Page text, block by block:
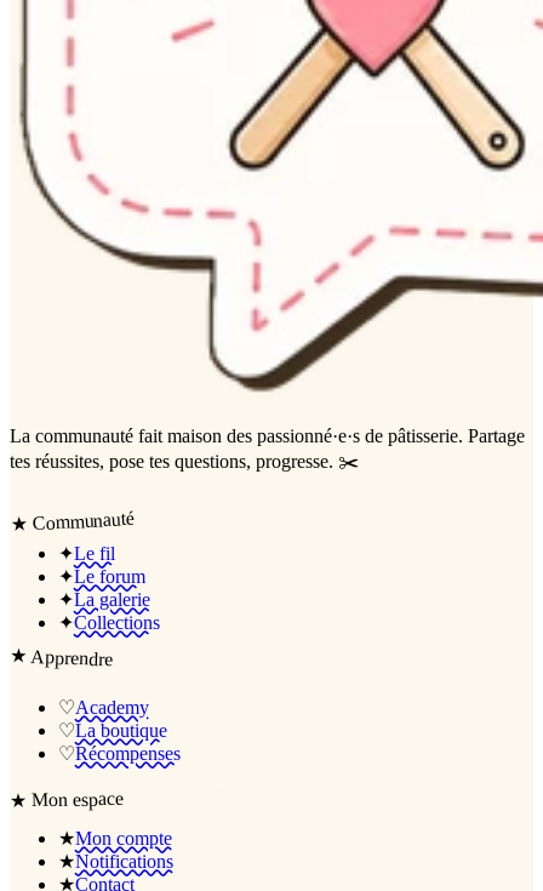
La communauté fait maison des passionné·e·s de pâtisserie. Partage
tes réussites, pose tes questions, progresse. ✂️
★ Communauté
✦Le fil
✦Le forum
✦La galerie
✦Collections
★Apprendre
♡Academy
♡La boutique
♡Récompenses
★Mon espace
★Mon compte
★Notifications
★Contact